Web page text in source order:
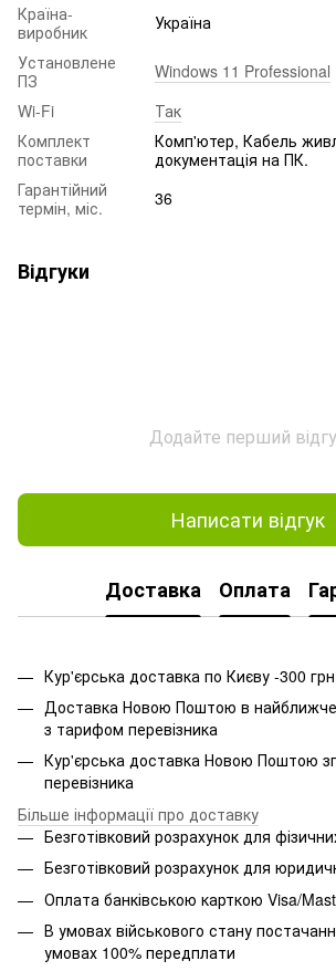
Країна-
виробник
Україна
Установлене
ПЗ
Windows 11 Professional
Wi-Fi
Так
Комплект
поставки
Комп'ютер, Кабель
документація на ПК.
Гарантійний
термін, міс.
36
Відгуки
Додайте перший
Написати відгук
Доставка Оплата
Кур'єрська доставка по Києву -300 грн
Доставка Новою Поштою в найближче
з тарифом перевізника
Кур'єрська доставка Новою Поштою
перевізника
Більше інформації про доставку
Безготівковий розрахунок для
Безготівковий розрахунок для
Оплата банківською карткою Visa/
В умовах військового стану
умовах 100% передплати